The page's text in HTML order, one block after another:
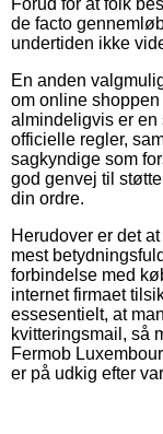
de facto
undertiden ikke
En anden
om online
almindeligvis er en
officielle regler,
sagkyndige som
god genvej til
din ordre.
Herudover er det
mest
forbindelse med
internet firmaet
essesentielt, at
kvitteringsmail, så
Fermob
er på udkig efter